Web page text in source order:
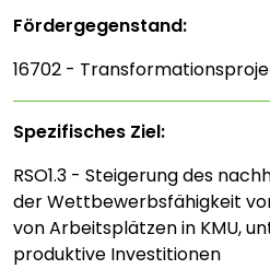
Fördergegenstand:
16702 -
Spezifisches Ziel:
RSO1.3 - Steigerung des
der Wettbewerbsfähigkeit
von Arbeitsplätzen in KMU,
produktive Investitionen